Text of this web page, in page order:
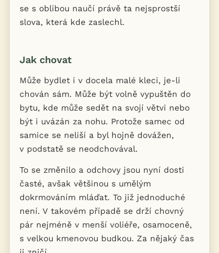
se s oblibou naučí právě ta nejsprostší
slova, která kde zaslechl.
Jak chovat
Může bydlet i v docela malé kleci, je-li
chován sám. Může být volně vypuštěn do
bytu, kde může sedět na svojí větvi nebo
být i uvázán za nohu. Protože samec od
samice se neliší a byl hojně dovážen,
v podstatě se neodchovával.
To se změnilo a odchovy jsou nyní dosti
časté, avšak většinou s umělým
dokrmováním mláďat. To již jednoduché
není. V takovém případě se drží chovný
pár nejméně v menší voliéře, osamoceně,
s velkou kmenovou budkou. Za nějaký čas